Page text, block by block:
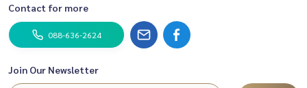
Contact for more
088-636-2624
Join Our Newsletter